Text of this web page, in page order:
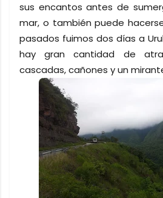
sus encantos antes de
mar, o también puede
pasados fuimos dos días a
hay gran cantidad de
cascadas, cañones y un